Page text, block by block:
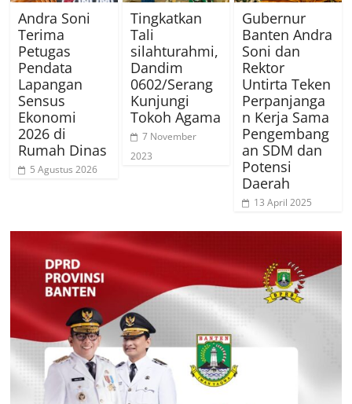
Andra Soni
Terima
Petugas
Pendata
Lapangan
Sensus
Ekonomi
2026 di
Rumah Dinas
5 Agustus 2026
Tingkatkan
Tali
silahturahmi,
Dandim
0602/Serang
Kunjungi
Tokoh Agama
7 November
2023
Gubernur
Banten Andra
Soni dan
Rektor
Untirta Teken
Perpanjanga
n Kerja Sama
Pengembang
an SDM dan
Potensi
Daerah
13 April 2025